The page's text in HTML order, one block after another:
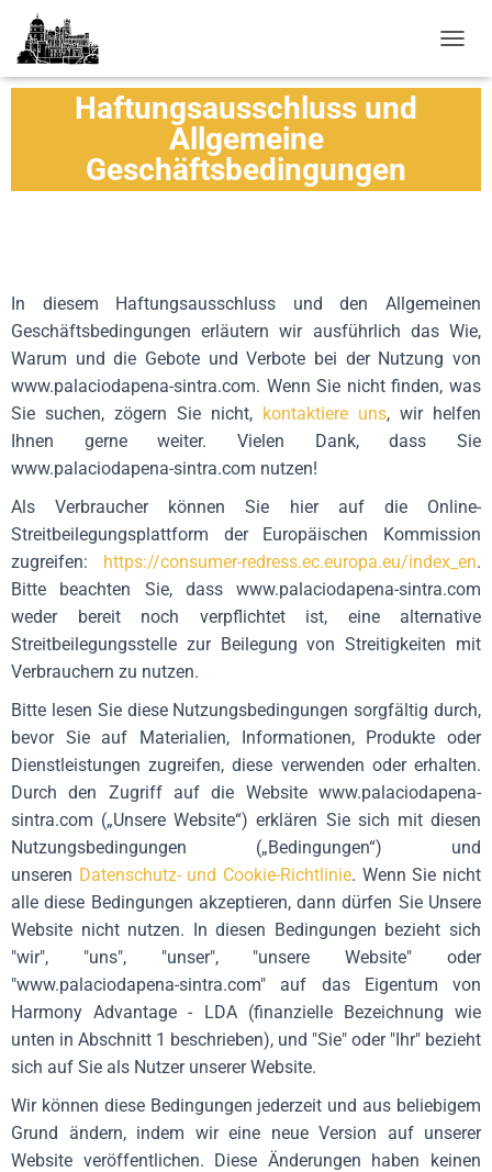
A
S
C
A
L
T
N
Haftungsausschluss und
Allgemeine
Geschäftsbedingungen
In diesem Haftungsausschluss und den Allgemeinen
Geschäftsbedingungen erläutern wir ausführlich das Wie,
Warum und die Gebote und Verbote bei der Nutzung von
www.palaciodapena-sintra.com. Wenn Sie nicht finden, was
Sie suchen, zögern Sie nicht, kontaktiere uns, wir helfen
Ihnen gerne weiter. Vielen Dank, dass Sie
www.palaciodapena-sintra.com nutzen!
Als Verbraucher können Sie hier auf die Online-
Streitbeilegungsplattform der Europäischen Kommission
zugreifen: https://consumer-redress.ec.europa.eu/index_en.
Bitte beachten Sie, dass www.palaciodapena-sintra.com
weder bereit noch verpflichtet ist, eine alternative
Streitbeilegungsstelle zur Beilegung von Streitigkeiten mit
Verbrauchern zu nutzen.
Bitte lesen Sie diese Nutzungsbedingungen sorgfältig durch,
bevor Sie auf Materialien, Informationen, Produkte oder
Dienstleistungen zugreifen, diese verwenden oder erhalten.
Durch den Zugriff auf die Website www.palaciodapena-
sintra.com („Unsere Website“) erklären Sie sich mit diesen
Nutzungsbedingungen („Bedingungen“) und
unseren Datenschutz- und Cookie-Richtlinie. Wenn Sie nicht
alle diese Bedingungen akzeptieren, dann dürfen Sie Unsere
Website nicht nutzen. In diesen Bedingungen bezieht sich
"wir", "uns", "unser", "unsere Website" oder
"www.palaciodapena-sintra.com" auf das Eigentum von
Harmony Advantage - LDA (finanzielle Bezeichnung wie
unten in Abschnitt 1 beschrieben), und "Sie" oder "Ihr" bezieht
sich auf Sie als Nutzer unserer Website.
Wir können diese Bedingungen jederzeit und aus beliebigem
Grund ändern, indem wir eine neue Version auf unserer
Website veröffentlichen. Diese Änderungen haben keinen